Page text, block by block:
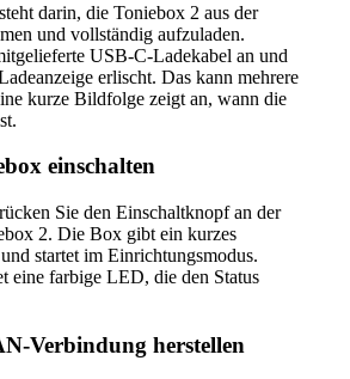
darin, die Toniebox 2 aus der
und vollständig aufzuladen.
USB-C-Ladekabel an und
erlischt. Das kann mehrere
kurze Bildfolge zeigt an, wann die
einschalten
Sie den Einschaltknopf an der
2. Die Box gibt ein kurzes
startet im Einrichtungsmodus.
eine farbige LED, die den Status
Verbindung herstellen